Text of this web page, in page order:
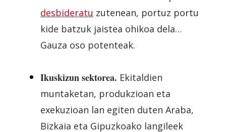
desbideratu zutenean, portuz portu
kide batzuk jaistea ohikoa dela…
Gauza oso potenteak.
Ikuskizun sektorea. Ekitaldien
muntaketan, produkzioan eta
exekuzioan lan egiten duten Araba,
Bizkaia eta Gipuzkoako langileek